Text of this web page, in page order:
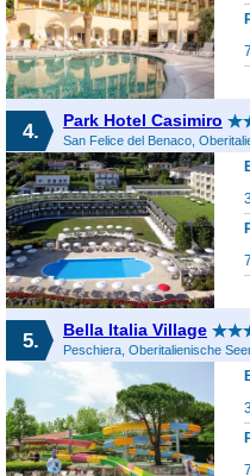
4. Park Hotel Casimiro
5. Bella Italia Village